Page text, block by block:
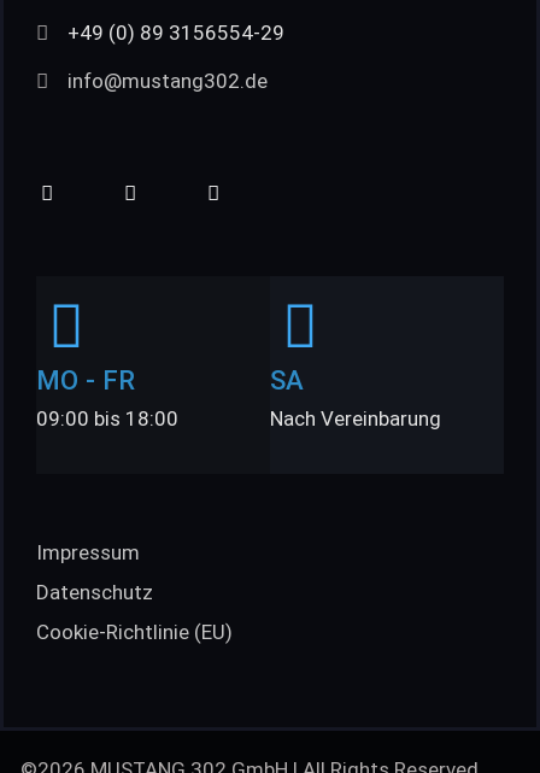
+49 (0) 89 3156554-29
info@mustang302.de
MO - FR
09:00 bis 18:00
SA
Nach Vereinbarung
Impressum
Datenschutz
Cookie-Richtlinie (EU)